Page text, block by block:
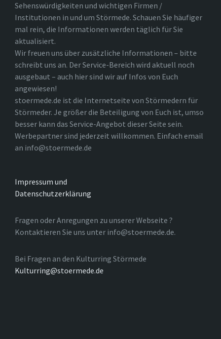
Sehenswürdigkeiten und wichtigen Firmen /
Institutionen in und um Störmede. Schauen Sie häufiger
mal rein, die Informationen werden täglich für Sie
aktualisiert.
Wir freuen uns über zusätzliche Informationen – bitte
schreibt uns an. Der Service-Bereich wird aktuell noch
ausgebaut – auch hier sind wir auf Infos von Euch
angewiesen!
stoermede.de ist die Internetseite von Störmedern für
Störmeder. Je größer die Beteiligung von Euch ist, umso
besser kann das Service-Angebot dieser Seite sein.
Werbepartner sind jederzeit willkommen. Einfach email
an info@stoermede.de
Impressum und
Datenschutzerklärung
Fragen oder Anregungen zu unserer Webseite ?
Kontaktieren Sie uns unter info@stoermede.de.
Bei Fragen an den Kulturring Störmede
Kulturring@stoermede.de